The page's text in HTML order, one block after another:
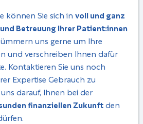
können Sie sich in voll und ganz
Betreuung Ihrer Patient:innen
uns gerne um Ihre
und verschreiben Ihnen dafür
Kontaktieren Sie uns noch
Expertise Gebrauch zu
darauf, Ihnen bei der
finanziellen Zukunftden